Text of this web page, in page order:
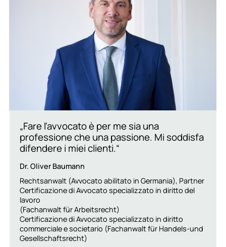
„Fare l'avvocato è per me sia una
professione che una passione. Mi soddisfa
difendere i miei clienti.“
Dr. Oliver Baumann
Rechtsanwalt (Avvocato abilitato in Germania), Partner
Certificazione di Avvocato specializzato in diritto del
lavoro
(Fachanwalt für Arbeitsrecht)
Certificazione di Avvocato specializzato in diritto
commerciale e societario (Fachanwalt für Handels-und
Gesellschaftsrecht)